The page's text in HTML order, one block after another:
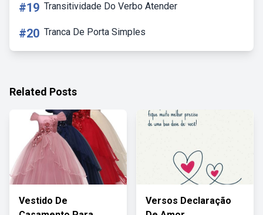
#19 Transitividade Do Verbo Atender
#20 Tranca De Porta Simples
Related Posts
Vestido De
Versos Declaração